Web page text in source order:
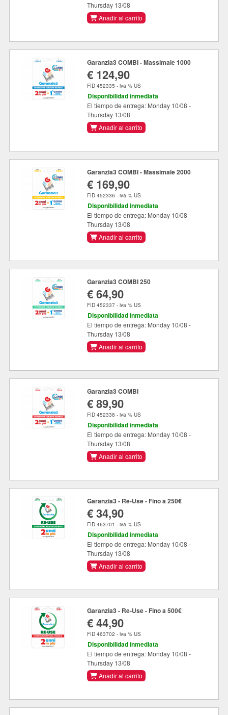
Thursday 13/08
Anadir al carrito
Garanzia3 COMBI - Massimale 1000
€ 124,90
FID 452335 - iva % US
Disponibilidad inmediata
El tiempo de entrega: Monday 10/08 -
Thursday 13/08
Anadir al carrito
Garanzia3 COMBI - Massimale 2000
€ 169,90
FID 452336 - iva % US
Disponibilidad inmediata
El tiempo de entrega: Monday 10/08 -
Thursday 13/08
Anadir al carrito
Garanzia3 COMBI 250
€ 64,90
FID 452337 - iva % US
Disponibilidad inmediata
El tiempo de entrega: Monday 10/08 -
Thursday 13/08
Anadir al carrito
Garanzia3 COMBI
€ 89,90
FID 452338 - iva % US
Disponibilidad inmediata
El tiempo de entrega: Monday 10/08 -
Thursday 13/08
Anadir al carrito
Garanzia3 - Re-Use - Fino a 250€
€ 34,90
FID 463701 - iva % US
Disponibilidad inmediata
El tiempo de entrega: Monday 10/08 -
Thursday 13/08
Anadir al carrito
Garanzia3 - Re-Use - Fino a 500€
€ 44,90
FID 463702 - iva % US
Disponibilidad inmediata
El tiempo de entrega: Monday 10/08 -
Thursday 13/08
Anadir al carrito